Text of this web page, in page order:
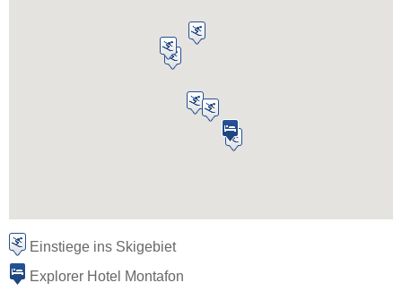
Einstiege ins Skigebiet
Explorer Hotel Montafon